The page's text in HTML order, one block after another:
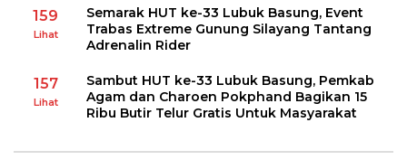
159
Lihat
Semarak HUT ke-33 Lubuk Basung, Event
Trabas Extreme Gunung Silayang Tantang
Adrenalin Rider
157
Lihat
Sambut HUT ke-33 Lubuk Basung, Pemkab
Agam dan Charoen Pokphand Bagikan 15
Ribu Butir Telur Gratis Untuk Masyarakat